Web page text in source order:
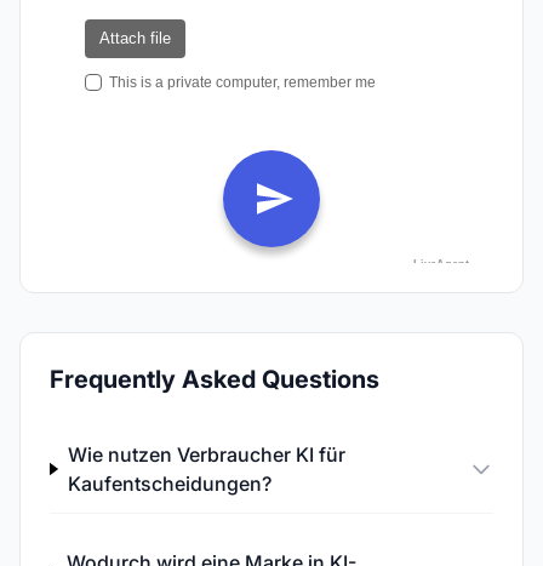
Frequently Asked Questions
Wie nutzen Verbraucher KI für
Kaufentscheidungen?